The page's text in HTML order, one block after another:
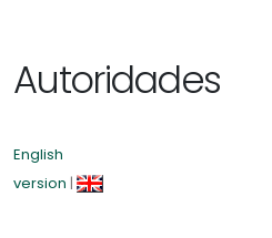
Autoridades
English
version |